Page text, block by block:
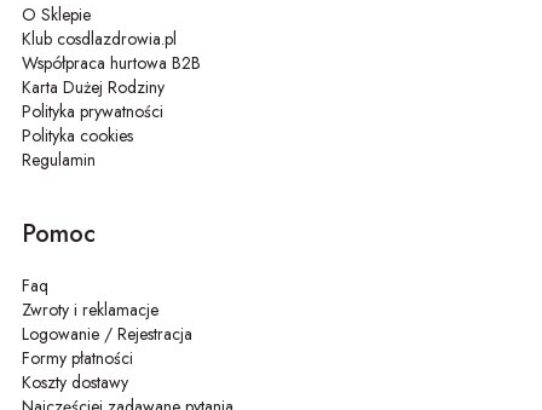
O Sklepie
Klub cosdlazdrowia.pl
Współpraca hurtowa B2B
Karta Dużej Rodziny
Polityka prywatności
Polityka cookies
Regulamin
Pomoc
Faq
Zwroty i reklamacje
Logowanie / Rejestracja
Formy płatności
Koszty dostawy